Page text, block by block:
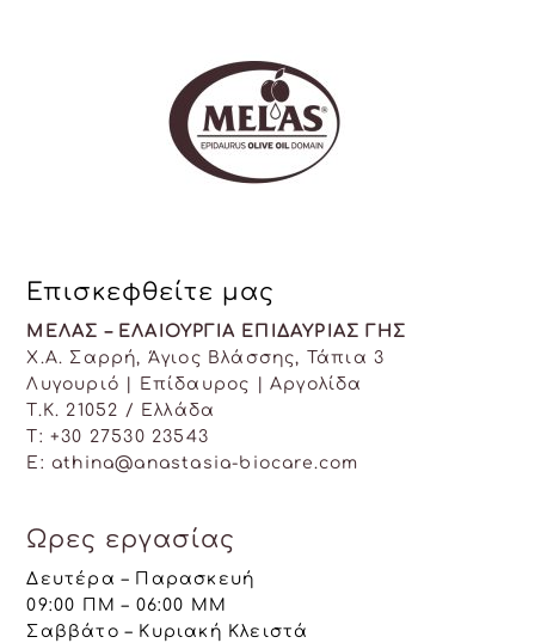
Επισκεφθείτε μας
ΜΕΛΑΣ – ΕΛΑΙΟΥΡΓΙΑ ΕΠΙΔΑΥΡΙΑΣ ΓΗΣ
Χ.Α. Σαρρή, Άγιος Βλάσσης, Τάπια 3
Λυγουριό | Επίδαυρος | Αργολίδα
T.K. 21052 / Ελλάδα
Τ: +30 27530 23543
E: athina@anastasia-biocare.com
Ωρες εργασίας
Δευτέρα – Παρασκευή
09:00 ΠΜ – 06:00 ΜΜ
Σαββάτο – Κυριακή Κλειστά